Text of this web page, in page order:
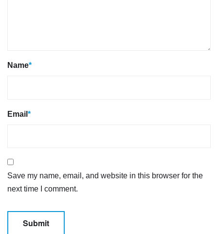
Name*
Email *
Save my name, email, and website in this browser for the
next time I comment.